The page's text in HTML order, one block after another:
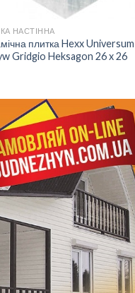
НАСТІННА
плитка Hexx Universum
Gridgio Heksagon 26 x 26